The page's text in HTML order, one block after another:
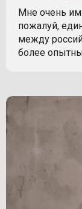
Мне очень
пожалуй,
между
более